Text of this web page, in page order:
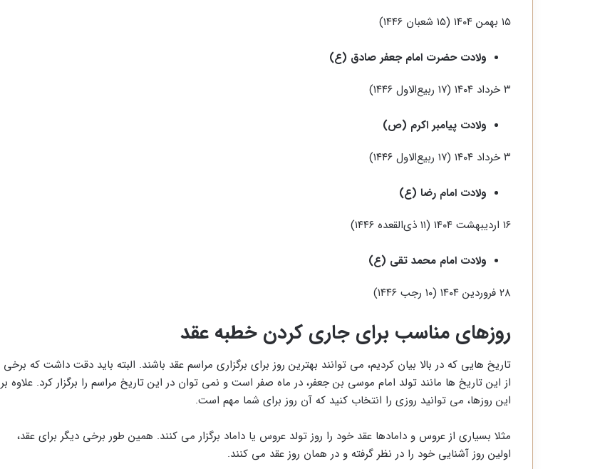
۱۵ بهمن ۱۴۰۴ (۱۵ شعبان ۱۴۴۶)
ولادت حضرت امام جعفر صادق (ع)
۳ خرداد ۱۴۰۴ (۱۷ ربیع‌الاول ۱۴۴۶)
ولادت پیامبر اکرم (ص)
۳ خرداد ۱۴۰۴ (۱۷ ربیع‌الاول ۱۴۴۶)
ولادت امام رضا (ع)
۱۶ اردیبهشت ۱۴۰۴ (۱۱ ذی‌القعده ۱۴۴۶)
ولادت امام محمد تقی (ع)
۲۸ فروردین ۱۴۰۴ (۱۰ رجب ۱۴۴۶)
روزهای مناسب برای جاری کردن خطبه عقد
تاریخ هایی که در بالا بیان کردیم، می توانند بهترین روز برای برگزاری مراسم عقد باشند. البته باید دقت داشت که برخی
از این تاریخ ها مانند تولد امام موسی بن جعفر، در ماه صفر است و نمی توان در این تاریخ مراسم را برگزار کرد. علاوه بر
این روزها، می توانید روزی را انتخاب کنید که آن روز برای شما مهم است.
مثلا بسیاری از عروس و دامادها عقد خود را روز تولد عروس یا داماد برگزار می کنند. همین طور برخی دیگر برای عقد،
اولین روز آشنایی خود را در نظر گرفته و در همان روز عقد می کنند.